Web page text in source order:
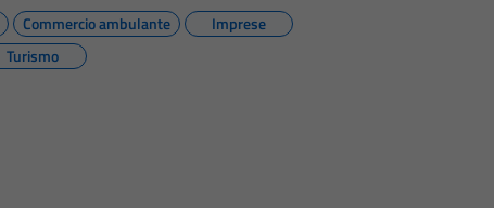
Commercio ambulante
Imprese
Turismo